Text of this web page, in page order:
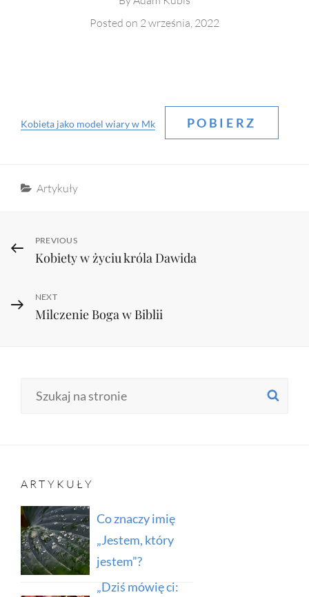
Posted on 2 września, 2022
Kobieta jako model wiary w Mk POBIERZ
Categories
Artykuły
Nawigacja
wpisu
Previous
Post
PREVIOUS
Kobiety w życiu króla Dawida
Next
Post
NEXT
Milczenie Boga w Biblii
ARTYKUŁY
Co znaczy imię
„Jestem, który
jestem”?
„Dziś mówię ci: